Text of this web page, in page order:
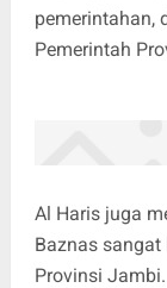
pemerintahan,
Pemerintah
Al Haris juga
Baznas
Provinsi Jambi.